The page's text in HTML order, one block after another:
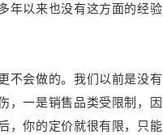
年以来也没有这方面的经验
不会做的。我们以前是没有
，一是销售品类受限制，因
，你的定价就很有限，只能